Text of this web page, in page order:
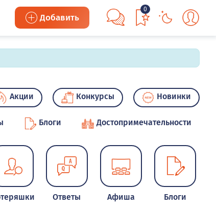
Добавить
0
Акции Конкурсы Новинки
Блоги Достопримечательности
Ответы Афиша Блоги